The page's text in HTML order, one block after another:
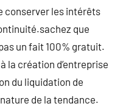
conserver les intérêts
que
un fait 100% gratuit.
la création d’entreprise
du liquidation de
de la tendance.